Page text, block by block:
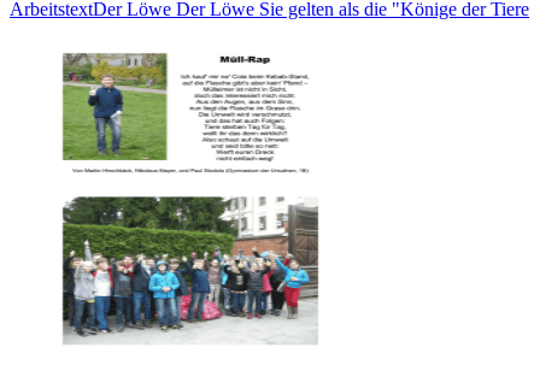
ArbeitstextDer Löwe Der Löwe Sie gelten als die "Könige der Tiere